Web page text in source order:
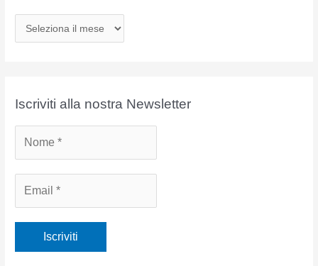
r
iIscriviti alla nostra Newsletter